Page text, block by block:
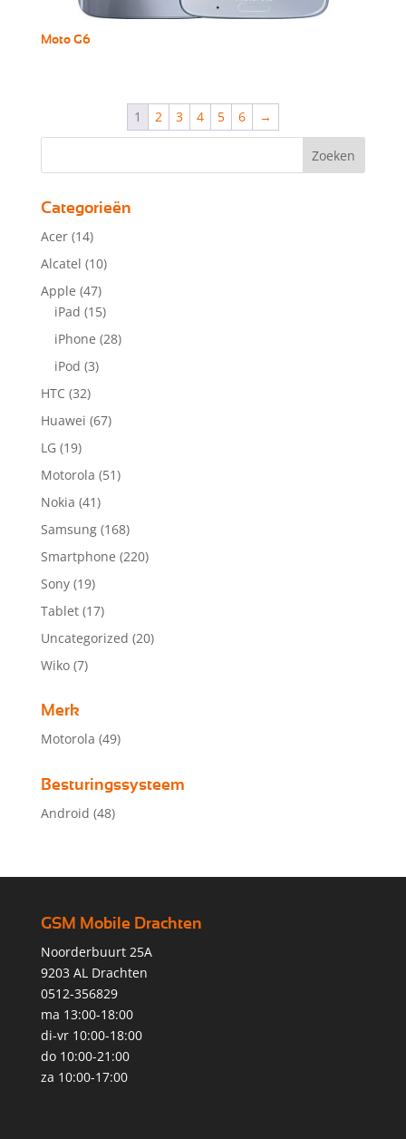
Moto G6
1 2 3 4 5 6 →
Categorieën
Acer (14)
Alcatel (10)
Apple (47)
iPad (15)
iPhone (28)
iPod (3)
HTC (32)
Huawei (67)
LG (19)
Motorola (51)
Nokia (41)
Samsung (168)
Smartphone (220)
Sony (19)
Tablet (17)
Uncategorized (20)
Wiko (7)
Merk
Motorola (49)
Besturingssysteem
Android (48)
GSM Mobile Drachten
Noorderbuurt 25A
9203 AL Drachten
0512-356829
ma 13:00-18:00
di-vr 10:00-18:00
do 10:00-21:00
za 10:00-17:00